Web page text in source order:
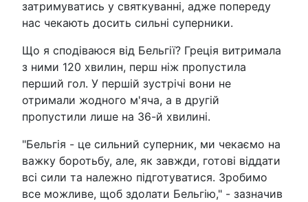
затримуватись у святкуванні, адже попереду
нас чекають досить сильні суперники.
Що я сподіваюся від Бельгії? Греція витримала
з ними 120 хвилин, перш ніж пропустила
перший гол. У першій зустрічі вони не
отримали жодного м'яча, а в другій
пропустили лише на 36-й хвилині.
"Бельгія - це сильний суперник, ми чекаємо на
важку боротьбу, але, як завжди, готові віддати
всі сили та належно підготуватися. Зробимо
все можливе, щоб здолати Бельгію," - зазначив